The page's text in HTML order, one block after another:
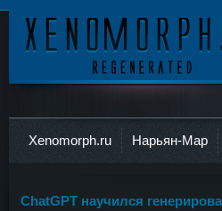
Xenomorph.ru Нарьян-Мар
ChatGPT научился